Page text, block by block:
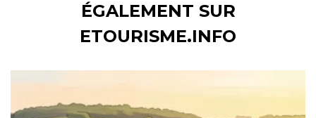
ÉGALEMENT SUR
ETOURISME.INFO